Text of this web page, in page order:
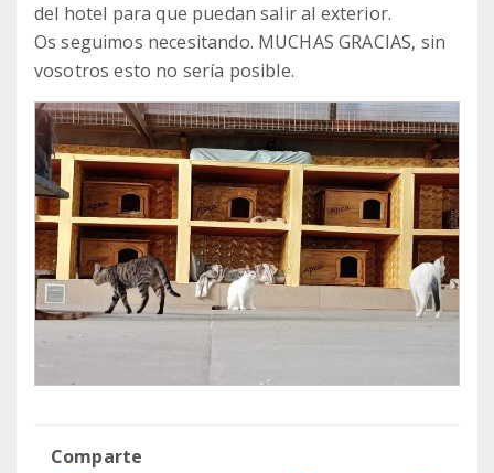
del hotel para que puedan salir al exterior.
Os seguimos necesitando. MUCHAS GRACIAS, sin
vosotros esto no sería posible.
Comparte